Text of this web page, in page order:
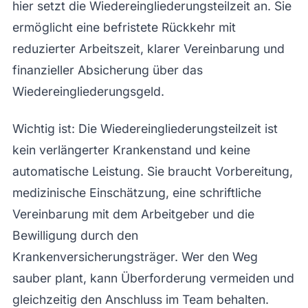
hier setzt die Wiedereingliederungsteilzeit an. Sie
ermöglicht eine befristete Rückkehr mit
reduzierter Arbeitszeit, klarer Vereinbarung und
finanzieller Absicherung über das
Wiedereingliederungsgeld.
Wichtig ist: Die Wiedereingliederungsteilzeit ist
kein verlängerter Krankenstand und keine
automatische Leistung. Sie braucht Vorbereitung,
medizinische Einschätzung, eine schriftliche
Vereinbarung mit dem Arbeitgeber und die
Bewilligung durch den
Krankenversicherungsträger. Wer den Weg
sauber plant, kann Überforderung vermeiden und
gleichzeitig den Anschluss im Team behalten.